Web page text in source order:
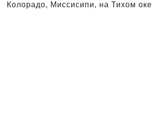
Колорадо, Миссисипи, на Тихом